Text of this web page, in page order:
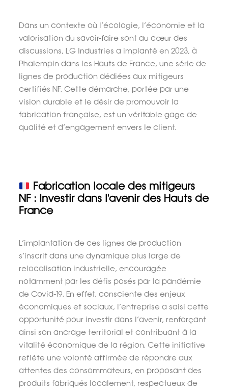
Dans un contexte où l’écologie, l’économie et la
valorisation du savoir-faire sont au cœur des
discussions, LG Industries a implanté en 2023, à
Phalempin dans les Hauts de France, une série de
lignes de production dédiées aux mitigeurs
certifiés NF. Cette démarche, portée par une
vision durable et le désir de promouvoir la
fabrication française, est un véritable gage de
qualité et d’engagement envers le client.
Fabrication locale des mitigeurs
NF : Investir dans l'avenir des Hauts de
France
L’implantation de ces lignes de production
s’inscrit dans une dynamique plus large de
relocalisation industrielle, encouragée
notamment par les défis posés par la pandémie
de Covid-19. En effet, consciente des enjeux
économiques et sociaux, l’entreprise a saisi cette
opportunité pour investir dans l’avenir, renforçant
ainsi son ancrage territorial et contribuant à la
vitalité économique de la région. Cette initiative
reflète une volonté affirmée de répondre aux
attentes des consommateurs, en proposant des
produits fabriqués localement, respectueux de